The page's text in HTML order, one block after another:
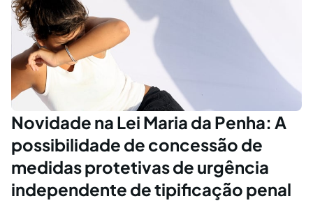
Novidade na Lei Maria da Penha: A
possibilidade de concessão de
medidas protetivas de urgência
independente de tipificação penal